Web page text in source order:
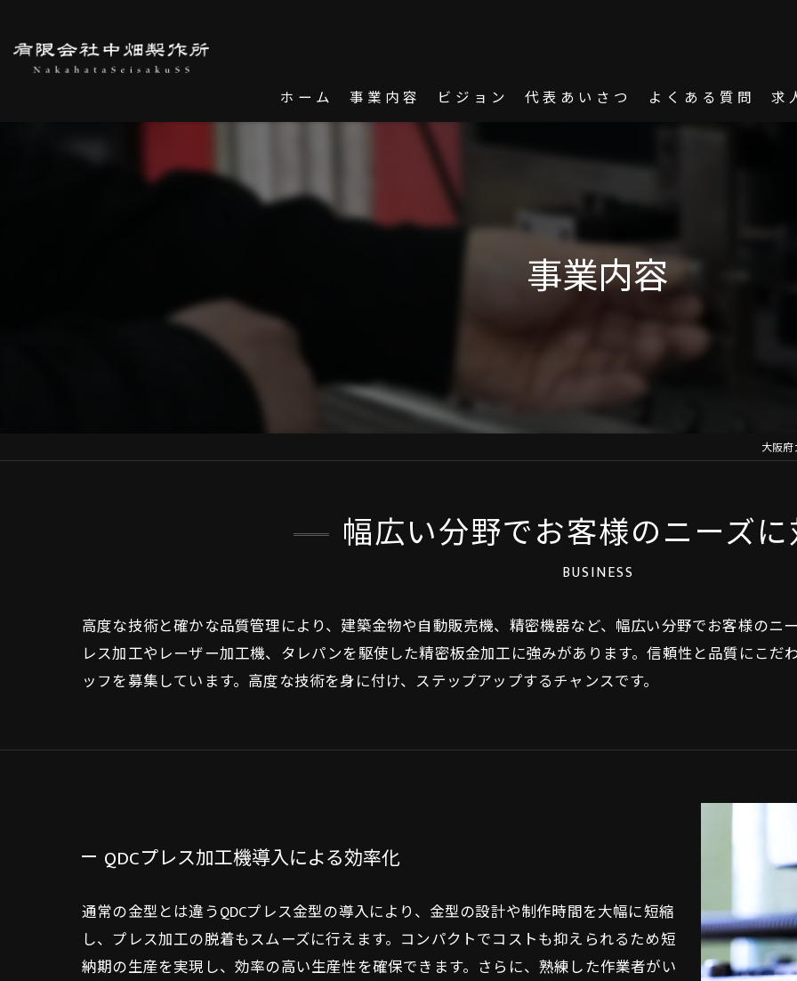
ホーム 事業内容 ビジョン 代表あいさつ よくある質問 求
事業内容
大阪
幅広い分野でお客様のニーズ
BUSINESS
高度な技術と確かな品質管理により、建築金物や自動販売機、精密機器など、幅広い分野でお客様のニ
レス加工やレーザー加工機、タレパンを駆使した精密板金加工に強みがあります。信頼性と品質にこ
ッフを募集しています。高度な技術を身に付け、ステップアップするチャンスです。
QDCプレス加工機導入による効率化
通常の金型とは違うQDCプレス金型の導入により、金型の設計や制作時間を大幅に短縮
し、プレス加工の脱着もスムーズに行えます。コンパクトでコストも抑えられるため短
納期の生産を実現し、効率の高い生産性を確保できます。さらに、熟練した作業者がい